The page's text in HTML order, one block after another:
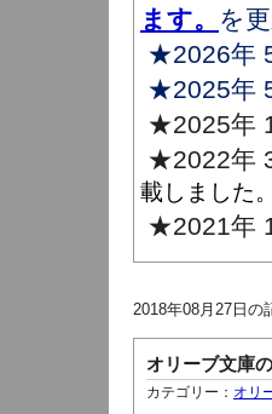
ます。 を
★2026年
★2025年
★2025年
★2022年
載しました。
★2021年
2018年08月27日の
オリーブ文庫
カテゴリー： オリ